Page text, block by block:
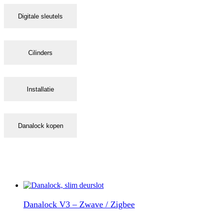
Digitale sleutels
Cilinders
Installatie
Danalock kopen
Danalock V3 – Zwave / Zigbee